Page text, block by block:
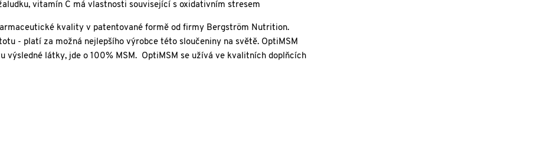
vitamín C má vlastnosti související s oxidativním stresem
kvality v patentované formě od firmy Bergström Nutrition.
- platí za možná nejlepšího výrobce této sloučeniny na světě. OptiMSM
látky, jde o 100% MSM. OptiMSM se užívá ve kvalitních doplňcích